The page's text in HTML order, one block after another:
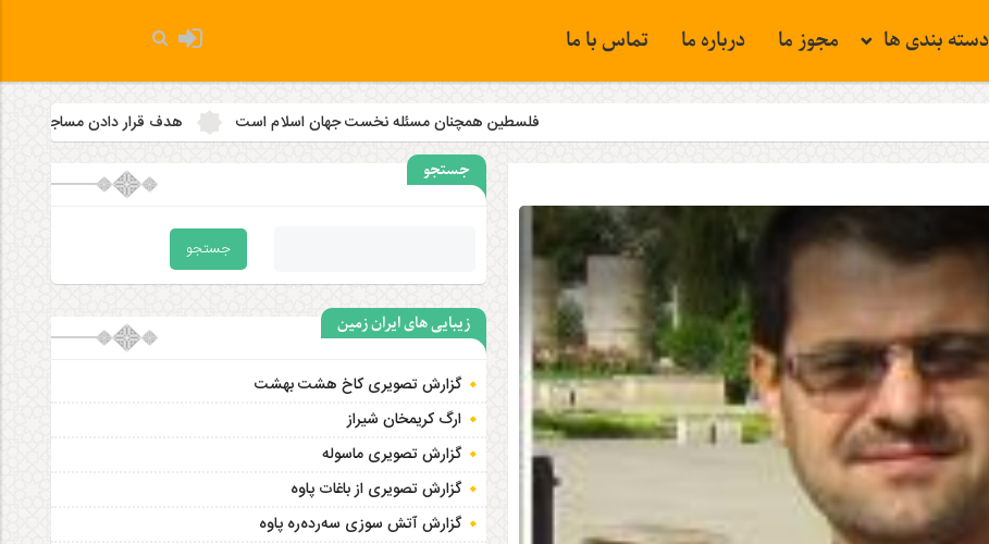
دسته بندی ها مجوز ما درباره ما تماس با ما
فلسطین همچنان مسئله نخست جهان اسلام است هدف قرار دادن مساجد به رویه‌ای سازمان‌ یافته
جستجو
زیبایی های ایران زمین
گزارش تصویری کاخ هشت‌ بهشت
ارگ کریمخان شیراز
گزارش تصویری ماسوله
گزارش تصویری از باغات پاوه
گزارش آتش سوزی سەردەرە پاوه